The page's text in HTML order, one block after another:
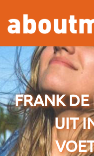
FRANK
UIT